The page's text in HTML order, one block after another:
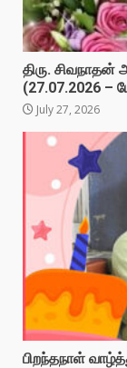
திரு. சிவநாதன்
(27.07.2026 –
July 27, 2026
பிறந்தநாள்